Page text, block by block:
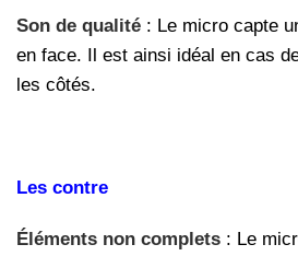
Son de qualité : Le micro capte
en face. Il est ainsi idéal en cas
les côtés.
Les contre
Éléments non complets : Le